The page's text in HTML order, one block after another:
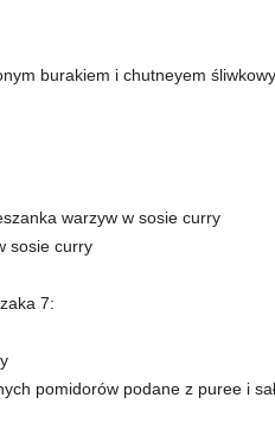
burakiem i chutneyem
warzyw w sosie curry
sosie curry
7:
pomidorów podane z puree i